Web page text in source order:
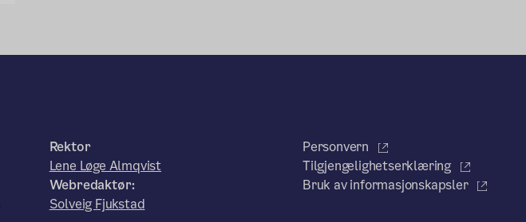
Rektor
Lene Løge Almqvist
Webredaktør:
Solveig Fjukstad
Personvern
Tilgjengelighetserklæring
Bruk av informasjonskapsler